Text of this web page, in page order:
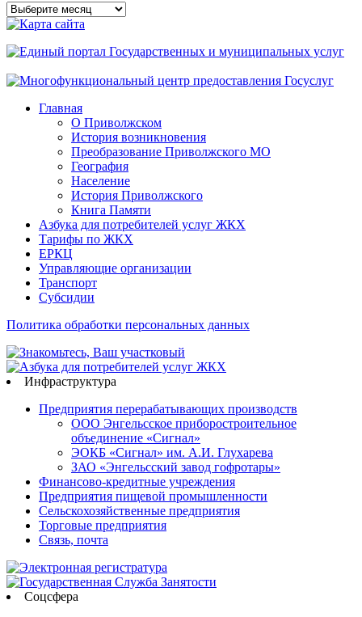
Архивы
сайта
Главная
О Приволжском
История возникновения
Преобразование Приволжского МО
География
Население
История Приволжского
Книга Памяти
Азбука для потребителей услуг ЖКХ
Тарифы по ЖКХ
ЕРКЦ
Управляющие организации
Транспорт
Субсидии
Политика обработки персональных данных
Инфраструктура
Предприятия перерабатывающих производств
ООО Энгельсское приборостроительное
объединение «Сигнал»
ЭОКБ «Сигнал» им. А.И. Глухарева
ЗАО «Энгельсский завод гофротары»
Финансово-кредитные учреждения
Предприятия пищевой промышленности
Сельскохозяйственные предприятия
Торговые предприятия
Связь, почта
Соцсфера